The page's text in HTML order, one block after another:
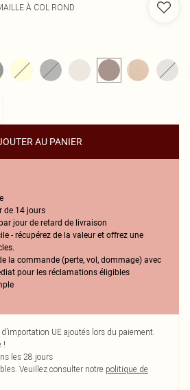
À COL ROND
AU PANIER
de 14 jours
jour de retard de livraison
- récupérez de la valeur et offrez une
la commande (perte, vol, dommage) avec
pour les réclamations éligibles
UE ajoutés lors du paiement.
!
les 28 jours
Veuillez consulter notre politique de